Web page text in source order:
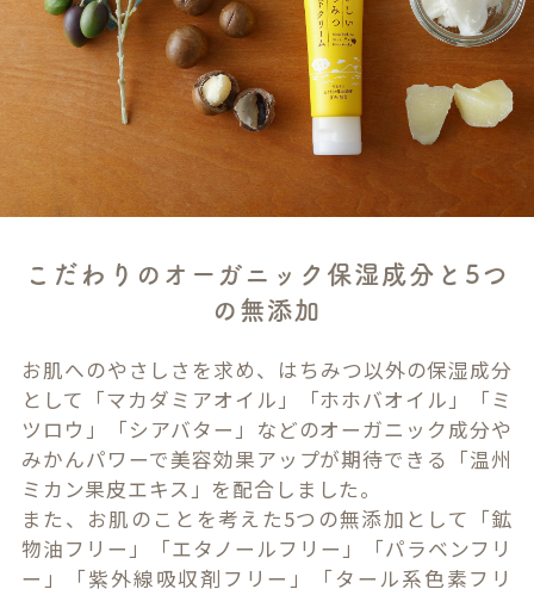
こだわりのオーガニック保湿成分と5つ
の無添加
お肌へのやさしさを求め、はちみつ以外の保湿成分
として「マカダミアオイル」「ホホバオイル」「ミ
ツロウ」「シアバター」などのオーガニック成分や
みかんパワーで美容効果アップが期待できる「温州
ミカン果皮エキス」を配合しました。
また、お肌のことを考えた5つの無添加として「鉱
物油フリー」「エタノールフリー」「パラベンフリ
ー」「紫外線吸収剤フリー」「タール系色素フリ